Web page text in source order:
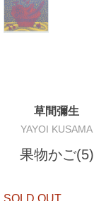
草間彌生
YAYOI KUSAMA
果物かご(5)
SOLD OUT